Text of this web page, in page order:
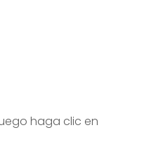
haga clic en